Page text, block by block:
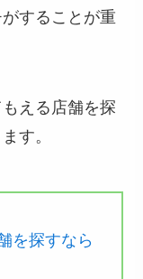
することが重
える店舗を探
す。
を探すなら